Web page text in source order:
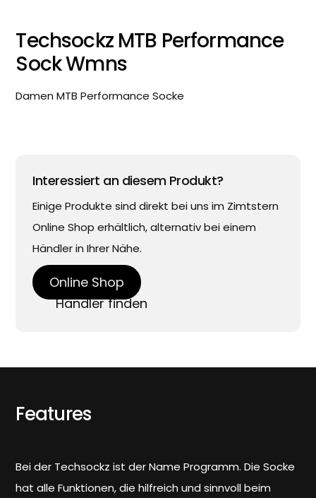
Techsockz MTB Performance
Sock Wmns
Damen MTB Performance Socke
Interessiert an diesem Produkt?
Einige Produkte sind direkt bei uns im Zimtstern
Online Shop erhältlich, alternativ bei einem
Händler in Ihrer Nähe.
Online Shop
Händler finden
Features
Bei der Techsockz ist der Name Programm. Die Socke
hat alle Funktionen, die hilfreich und sinnvoll beim